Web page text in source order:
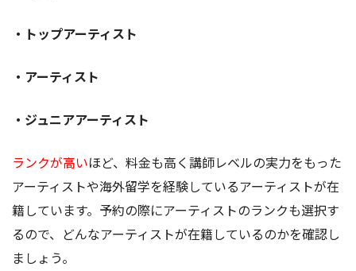
・トップアーティスト
・アーティスト
・ジュニアアーティスト
ランクが高いほど、料金も高く講師レベルの実力をもった
アーティストや海外留学を経験しているアーティストが在
籍しています。予約の際にアーティストのランクも選択す
るので、どんなアーティストが在籍しているのかを確認し
ましょう。